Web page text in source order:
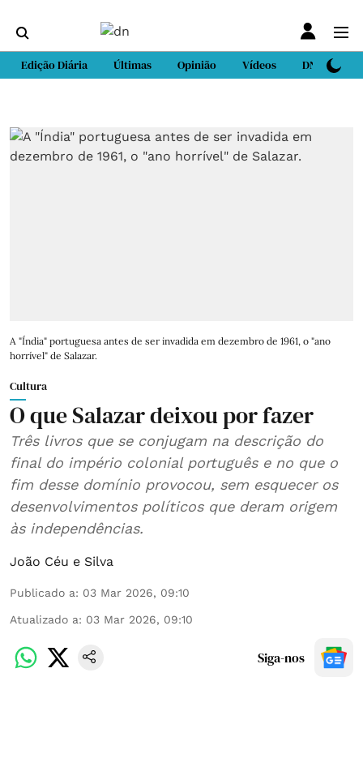
Edição Diária Últimas Opinião Vídeos DN Sport
A "Índia" portuguesa antes de ser invadida em dezembro de 1961, o "ano
horrível" de Salazar.
Cultura
O que Salazar deixou por fazer
Três livros que se conjugam na descrição do
final do império colonial português e no que o
fim desse domínio provocou, sem esquecer os
desenvolvimentos políticos que deram origem
às independências.
João Céu e Silva
Publicado a: 03 Mar 2026, 09:10
Atualizado a: 03 Mar 2026, 09:10
Siga-nos